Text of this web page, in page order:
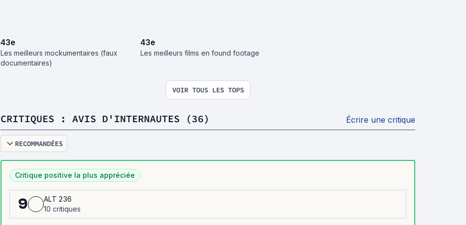
43e
Les meilleurs mockumentaires (faux
documentaires)
43e
Les meilleurs films en found footage
VOIR TOUS LES TOPS
CRITIQUES : AVIS D'INTERNAUTES (36) Écrire une critique
RECOMMANDÉES
Critique positive la plus appréciée
9
ALT 236
10 critiques